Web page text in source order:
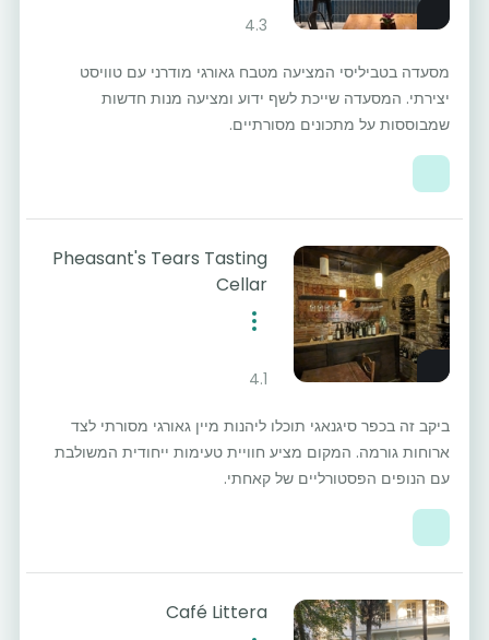
4.3
מסעדה בטביליסי המציעה מטבח גאורגי מודרני עם טוויסט
יצירתי. המסעדה שייכת לשף ידוע ומציעה מנות חדשות
שמבוססות על מתכונים מסורתיים.
Pheasant's Tears Tasting
Cellar
4.1
ביקב זה בכפר סיגנאגי תוכלו ליהנות מיין גאורגי מסורתי לצד
ארוחות גורמה. המקום מציע חוויית טעימות ייחודית המשולבת
עם הנופים הפסטורליים של קאחתי.
Café Littera